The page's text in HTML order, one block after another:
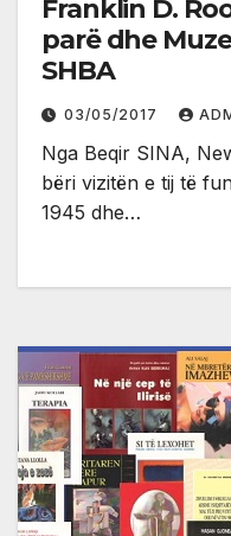
Franklin D.
parë dhe
SHBA
03/05/2017
Nga Beqir SINA,
bëri vizitën e tij të
1945 dhe…